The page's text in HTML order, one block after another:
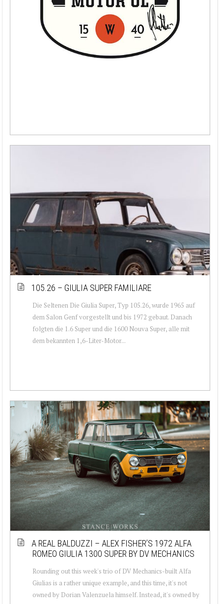
105.26 – GIULIA SUPER FAMILIARE
Die Seltenen Die Giulia Super, Typ 105.26, wurde 1965 auf
dem Salon Genf vorgestellt und bis 1972 gebaut. Danach
folgten die 1.6 Super und die 1600 Nouva Super, alle mit
dem bekannten 1,6-Liter-Motor...
A REAL BALDUZZI – ALEX FISHER’S 1972 ALFA
ROMEO GIULIA 1300 SUPER BY DV MECHANICS
Rounding out this week's trio of DV Mechanics-built Alfa
Giulias is a rather unique example, and this time, it's not
owned by Dorian Valenzuela himself. Instead, it's owned by